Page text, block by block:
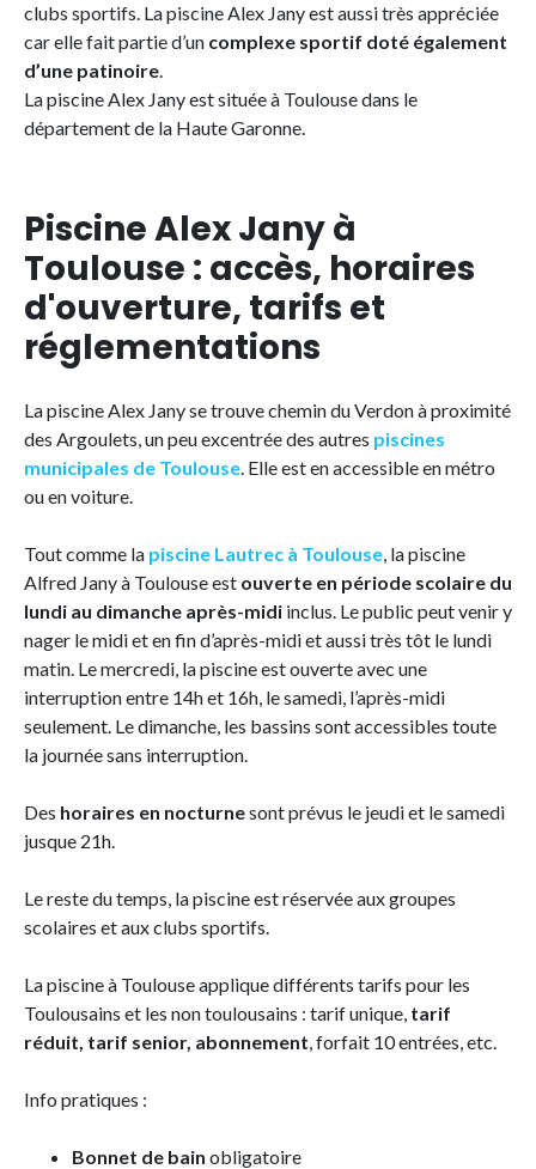
clubs sportifs. La piscine Alex Jany est aussi très appréciée
car elle fait partie d’un complexe sportif doté également
d’une patinoire.
La piscine Alex Jany est située à Toulouse dans le
département de la Haute Garonne.
Piscine Alex Jany à
Toulouse : accès, horaires
d'ouverture, tarifs et
réglementations
La piscine Alex Jany se trouve chemin du Verdon à proximité
des Argoulets, un peu excentrée des autres piscines
municipales de Toulouse. Elle est en accessible en métro
ou en voiture.
Tout comme la piscine Lautrec à Toulouse, la piscine
Alfred Jany à Toulouse est ouverte en période scolaire du
lundi au dimanche après-midi inclus. Le public peut venir y
nager le midi et en fin d’après-midi et aussi très tôt le lundi
matin. Le mercredi, la piscine est ouverte avec une
interruption entre 14h et 16h, le samedi, l’après-midi
seulement. Le dimanche, les bassins sont accessibles toute
la journée sans interruption.
Des horaires en nocturnesont prévus le jeudi et le samedi
jusque 21h.
Le reste du temps, la piscine est réservée aux groupes
scolaires et aux clubs sportifs.
La piscine à Toulouse applique différents tarifs pour les
Toulousains et les non toulousains : tarif unique, tarif
réduit, tarif senior, abonnement, forfait 10 entrées, etc.
Info pratiques :
Bonnet de bain obligatoire